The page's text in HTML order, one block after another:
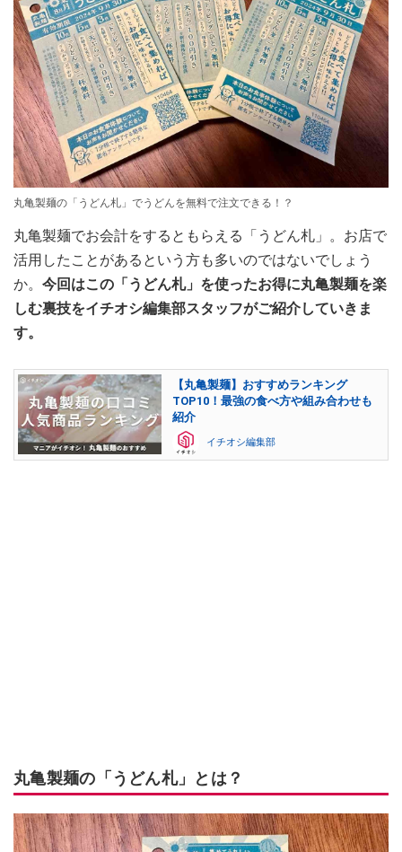
丸亀製麺の「うどん札」でうどんを無料で注文できる！？
丸亀製麺でお会計をするともらえる「うどん札」。お店で
活用したことがあるという方も多いのではないでしょう
か。 今回はこの「うどん札」を使ったお得に丸亀製麺を楽
しむ裏技をイチオシ編集部スタッフがご紹介していきま
す。
【丸亀製麺】おすすめランキング
TOP10！最強の食べ方や組み合わせも
紹介
イチオシ編集部
丸亀製麺の「うどん札」とは？